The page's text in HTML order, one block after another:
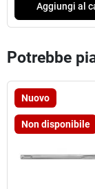
Aggiungi al
Potrebbe
Nuovo
Non disponibile